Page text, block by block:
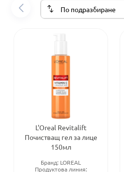
L'Oreal Revitalift
Почистващ гел за лице
150мл
Бранд: LOREAL
Продуктова линия: